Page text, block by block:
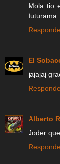
Mola tio
futurama
El
jajajaj
Alberto
Joder